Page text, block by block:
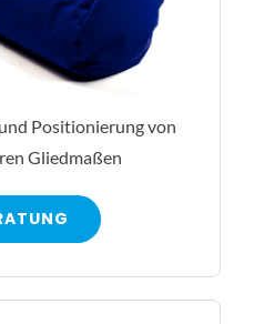
Positionierung von
Gliedmaßen